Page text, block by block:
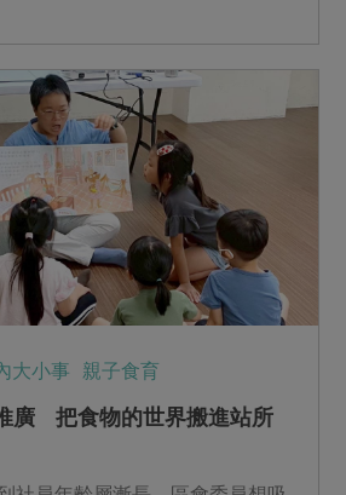
大小事 親子食育
廣 把食物的世界搬進站所